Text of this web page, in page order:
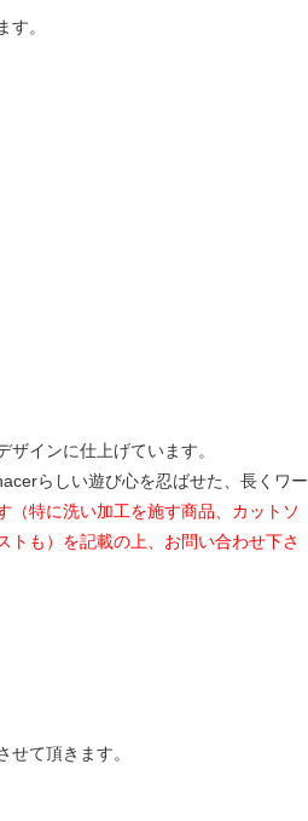
。
インに仕上げています。
らしい遊び心を忍ばせた、長くワー
特に洗い加工を施す商品、カットソ
も）を記載の上、お問い合わせ下さ
て頂きます。